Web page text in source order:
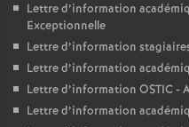
Lettre d’information
Exceptionnelle
Lettre d’information
Lettre d’information
Lettre d’information OSTIC -
Lettre d’information